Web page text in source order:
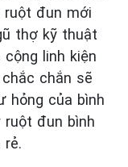
đun mới
thợ kỹ thuật
cộng linh kiện
chắn sẽ
hỏng của bình
ruột đun bình
rẻ.